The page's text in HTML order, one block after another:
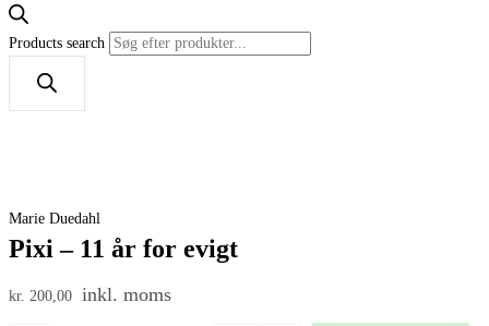
Products search
Marie Duedahl
Pixi – 11 år for evigt
kr. 200,00 inkl. moms